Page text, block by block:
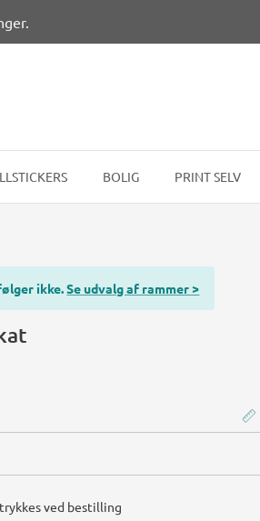
BOLIG PRINT SELV
ikke.Se udvalg af rammer >
trykkes ved bestilling